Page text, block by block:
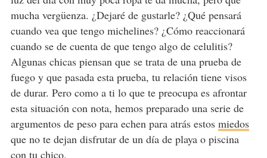
mucha vergüenza. ¿Dejaré de gustarle? ¿Qué pensará
cuando vea que tengo michelines? ¿Cómo reaccionará
cuando se de cuenta de que tengo algo de celulitis?
Algunas chicas piensan que se trata de una prueba de
fuego y que pasada esta prueba, tu relación tiene visos
de durar. Pero como a ti lo que te preocupa es afrontar
esta situación con nota, hemos preparado una serie de
argumentos de peso para echen para atrás estos miedos
que no te dejan disfrutar de un día de playa o piscina
con tu chico.